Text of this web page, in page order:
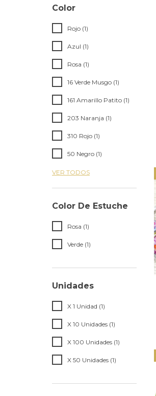
Color
Rojo (1)
Azul (1)
Rosa (1)
16 Verde Musgo (1)
161 Amarillo Patito (1)
203 Naranja (1)
310 Rojo (1)
50 Negro (1)
VER TODOS
Color De Estuche
Rosa (1)
Verde (1)
Unidades
X 1 Unidad (1)
X 10 Unidades (1)
X 100 Unidades (1)
X 50 Unidades (1)